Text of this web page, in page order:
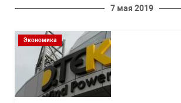
7 мая 2019
Экономика